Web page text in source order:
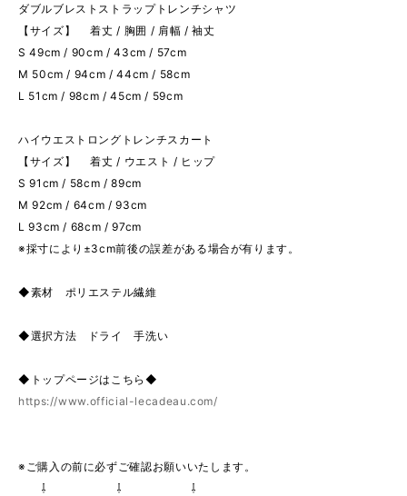
ダブルブレストストラップトレンチシャツ
【サイズ】 着丈 / 胸囲 / 肩幅 / 袖丈
S 49cm / 90cm / 43cm / 57cm
M 50cm / 94cm / 44cm / 58cm
L 51cm / 98cm / 45cm / 59cm
ハイウエストロングトレンチスカート
【サイズ】 着丈 / ウエスト / ヒップ
S 91cm / 58cm / 89cm
M 92cm / 64cm / 93cm
L 93cm / 68cm / 97cm
※採寸により±3cm前後の誤差がある場合が有ります。
◆素材 ポリエステル繊維
◆選択方法 ドライ 手洗い
◆トップページはこちら◆
https://www.official-lecadeau.com/
※ご購入の前に必ずご確認お願いいたします。
⇩ ⇩ ⇩